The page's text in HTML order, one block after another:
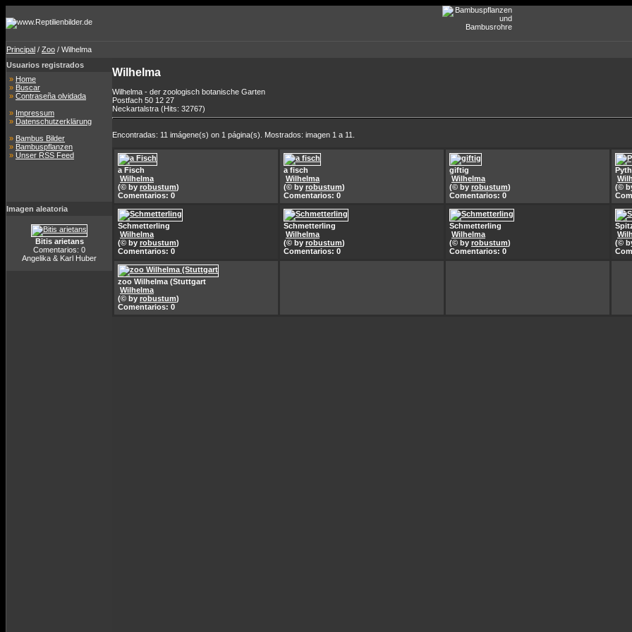
Principal / Zoo / Wilhelma
Usuarios registrados
» Home
» Buscar
» Contraseña olvidada
» Impressum
» Datenschutzerklärung
» Bambus Bilder
» Bambuspflanzen
» Unser RSS Feed
Imagen aleatoria
Bitis arietans
Comentarios: 0
Angelika & Karl Huber
Wilhelma
Wilhelma - der zoologisch botanische Garten
Postfach 50 12 27
Neckartalstra (Hits: 32767)
Encontradas: 11 imágene(s) on 1 página(s). Mostrados: imagen 1 a 11.
a Fisch
Wilhelma
(© by robustum)
Comentarios: 0
a fisch
Wilhelma
(© by robustum)
Comentarios: 0
giftig
Wilhelma
(© by robustum)
Comentarios: 0
(©
Schmetterling
Wilhelma
(© by robustum)
Comentarios: 0
Schmetterling
Wilhelma
(© by robustum)
Comentarios: 0
Schmetterling
Wilhelma
(© by robustum)
Comentarios: 0
(©
zoo Wilhelma (Stuttgart
Wilhelma
(© by robustum)
Comentarios: 0